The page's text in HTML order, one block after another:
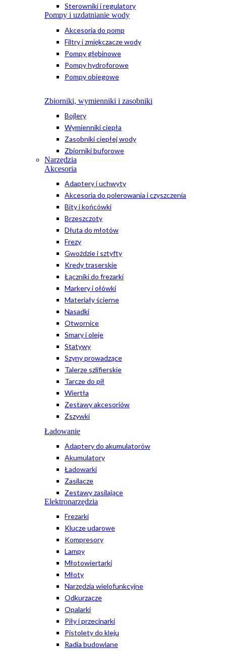
Sterowniki i regulatory
Pompy i uzdatnianie wody
Akcesoria do pomp
Filtry i zmiękczacze wody
Pompy głębinowe
Pompy hydroforowe
Pompy obiegowe
Zbiorniki, wymienniki i zasobniki
Bojlery
Wymienniki ciepła
Zasobniki ciepłej wody
Zbiorniki buforowe
Narzędzia
Akcesoria
Adaptery i uchwyty
Akcesoria do polerowania i czyszczenia
Bity i końcówki
Brzeszczoty
Dłuta do młotów
Frezy
Gwoździe i sztyfty
Kredy traserskie
Łączniki do frezarki
Markery i ołówki
Materiały ścierne
Nasadki
Otwornice
Smary i oleje
Statywy
Szyny prowadzące
Talerze szlifierskie
Tarcze do pił
Wiertła
Zestawy akcesoriów
Zszywki
Ładowanie
Adaptery do akumulatorów
Akumulatory
Ładowarki
Zasilacze
Zestawy zasilające
Elektronarzędzia
Frezarki
Klucze udarowe
Kompresory
Lampy
Młotowiertarki
Młoty
Narzędzia wielofunkcyjne
Odkurzacze
Opalarki
Piły i przecinarki
Pistolety do kleju
Radia budowlane